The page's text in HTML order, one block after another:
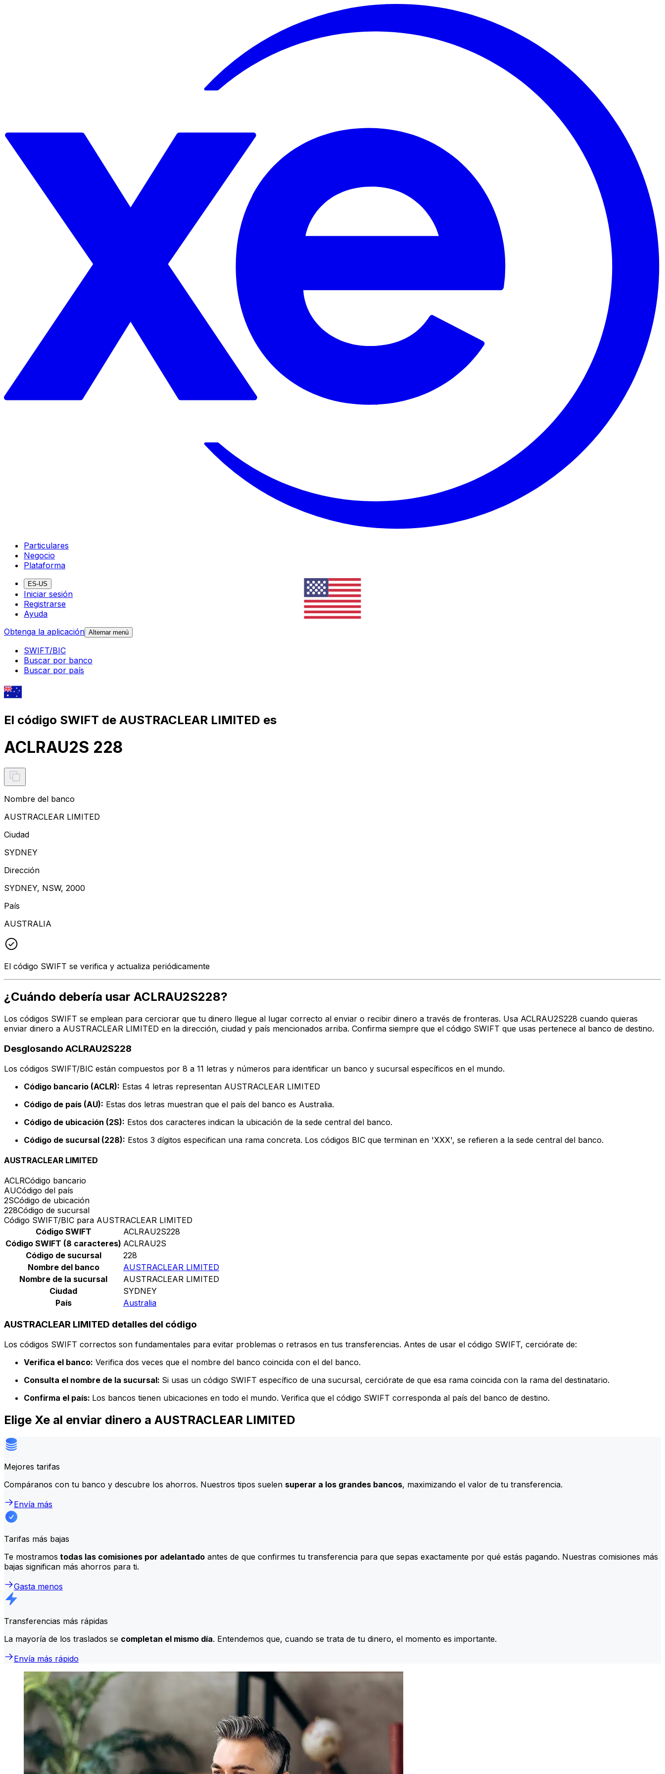
Particulares
Negocio
Plataforma
ES-US
Iniciar sesión
Registrarse
Ayuda
Obtenga la aplicación Alternar menú
SWIFT/BIC
Buscar por banco
Buscar por país
El código SWIFT de AUSTRACLEAR LIMITED es
ACLRAU2S 228
Nombre del banco
AUSTRACLEAR LIMITED
Ciudad
SYDNEY
Dirección
SYDNEY, NSW, 2000
País
AUSTRALIA
El código SWIFT se verifica y actualiza periódicamente
¿Cuándo debería usar ACLRAU2S228?
Los códigos SWIFT se emplean para cerciorar que tu dinero llegue al lugar correcto al enviar o recibir dinero a través de fronteras. Usa ACLRAU2S228 cuando quieras
enviar dinero a AUSTRACLEAR LIMITED en la dirección, ciudad y país mencionados arriba. Confirma siempre que el código SWIFT que usas pertenece al banco de destino.
Desglosando ACLRAU2S228
Los códigos SWIFT/BIC están compuestos por 8 a 11 letras y números para identificar un banco y sucursal específicos en el mundo.
Código bancario (ACLR): Estas 4 letras representan AUSTRACLEAR LIMITED
Código de país (AU): Estas dos letras muestran que el país del banco es Australia.
Código de ubicación (2S): Estos dos caracteres indican la ubicación de la sede central del banco.
Código de sucursal (228): Estos 3 dígitos especifican una rama concreta. Los códigos BIC que terminan en 'XXX', se refieren a la sede central del banco.
AUSTRACLEAR LIMITED
ACLRCódigo bancario
AUCódigo del país
2SCódigo de ubicación
228Código de sucursal
Código SWIFT/BIC para AUSTRACLEAR LIMITED
Código SWIFT
ACLRAU2S228
Código SWIFT (8 caracteres) ACLRAU2S
Código de sucursal
228
Nombre del banco
AUSTRACLEAR LIMITED
Nombre de la sucursal
AUSTRACLEAR LIMITED
Ciudad
SYDNEY
País
Australia
AUSTRACLEAR LIMITED detalles del código
Los códigos SWIFT correctos son fundamentales para evitar problemas o retrasos en tus transferencias. Antes de usar el código SWIFT, cerciórate de:
Verifica el banco: Verifica dos veces que el nombre del banco coincida con el del banco.
Consulta el nombre de la sucursal: Si usas un código SWIFT específico de una sucursal, cerciórate de que esa rama coincida con la rama del destinatario.
Confirma el país: Los bancos tienen ubicaciones en todo el mundo. Verifica que el código SWIFT corresponda al país del banco de destino.
Elige Xe al enviar dinero a AUSTRACLEAR LIMITED
Mejores tarifas
Compáranos con tu banco y descubre los ahorros. Nuestros tipos suelen superar a los grandes bancos, maximizando el valor de tu transferencia.
Envía más
Tarifas más bajas
Te mostramos todas las comisiones por adelantado antes de que confirmes tu transferencia para que sepas exactamente por qué estás pagando. Nuestras comisiones más
bajas significan más ahorros para ti.
Gasta menos
Transferencias más rápidas
La mayoría de los traslados se completan el mismo día. Entendemos que, cuando se trata de tu dinero, el momento es importante.
Envía más rápido